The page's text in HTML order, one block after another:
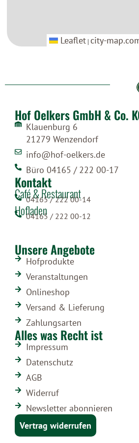
Leaflet | city-
Leaflet | city-
Hof Oelkers GmbH & Co.
Klauenburg 6
21279 Wenzendorf
info@hof-oelkers.de
Büro 04165 / 222 00-17
Kontakt
Café & Restaurant
04165 / 222 00-14
Hofladen
04165 / 222 00-12
Unsere Angebote
Hofprodukte
Veranstaltungen
Onlineshop
Versand & Lieferung
Zahlungsarten
Alles was Recht ist
Impressum
Datenschutz
AGB
Widerruf
Newsletter abonnieren
Vertrag widerrufen